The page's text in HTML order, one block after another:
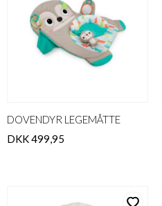
DOVENDYR LEGEMÅTTE
DKK 499,95